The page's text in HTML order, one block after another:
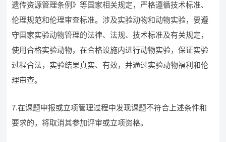
遗传资源管理条例》等国家相关规定，严格遵循技术标准、
伦理规范和伦理审查标准。涉及实验动物和动物实验，要遵
守国家实验动物管理的法律、法规、技术标准及有关规定，
使用合格实验动物，在合格设施内进行动物实验，保证实验
过程合法，实验结果真实、有效，并通过实验动物福利和伦
理审查。
7.在课题申报或立项管理过程中发现课题不符合上述条件和
要求的，将取消其参加评审或立项资格。